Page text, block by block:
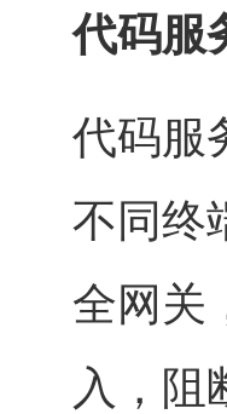
代码服
代码服
不同终
全网关
入，阻